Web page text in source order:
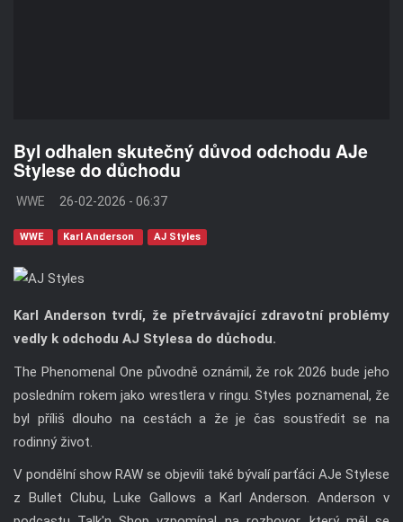
Byl odhalen skutečný důvod odchodu AJe
Stylese do důchodu
WWE 26-02-2026 - 06:37
WWE Karl Anderson AJ Styles
Karl Anderson tvrdí, že přetrvávající zdravotní problémy
vedly k odchodu AJ Stylesa do důchodu.
The Phenomenal One původně oznámil, že rok 2026 bude jeho
posledním rokem jako wrestlera v ringu. Styles poznamenal, že
byl příliš dlouho na cestách a že je čas soustředit se na
rodinný život.
V pondělní show RAW se objevili také bývalí parťáci AJe Stylese
z Bullet Clubu, Luke Gallows a Karl Anderson. Anderson v